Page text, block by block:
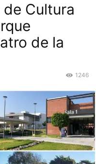
Cultura
de la
1246